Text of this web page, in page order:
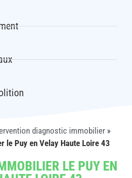
diagnostic immobilier »
le Puy en Velay Haute Loire 43
LE PUY EN